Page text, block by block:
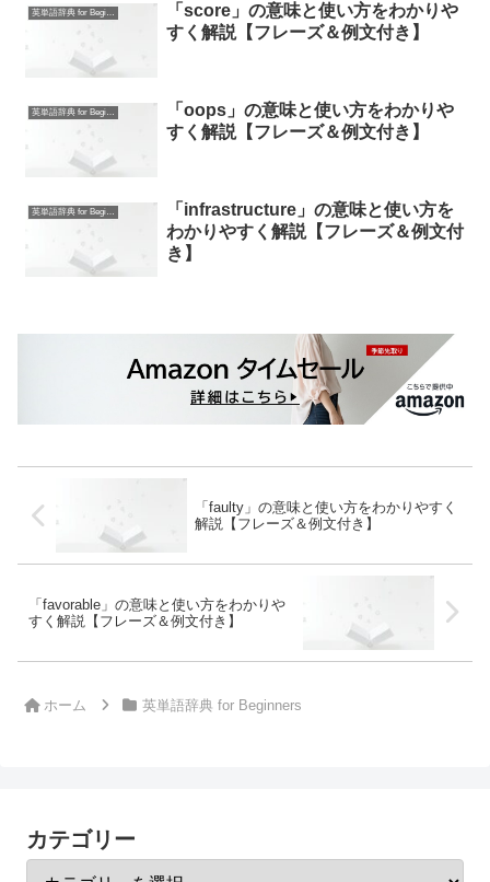
英単語辞典 for Beginners
「score」の意味と使い方をわかりや
すく解説【フレーズ＆例文付き】
英単語辞典 for Beginners
「oops」の意味と使い方をわかりや
すく解説【フレーズ＆例文付き】
英単語辞典 for Beginners
「infrastructure」の意味と使い方を
わかりやすく解説【フレーズ＆例文付
き】
「faulty」の意味と使い方をわかりやすく
解説【フレーズ＆例文付き】
「favorable」の意味と使い方をわかりや
すく解説【フレーズ＆例文付き】
ホーム 英単語辞典 for Beginners
カテゴリー